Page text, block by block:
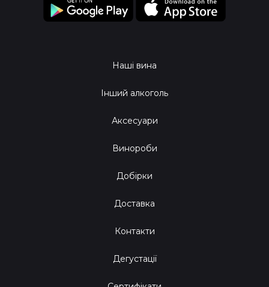
Наші вина
Інший алкоголь
Аксесуари
Винороби
Добірки
Доставка
Контакти
Дегустації